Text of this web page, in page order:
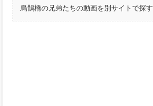
烏鵲橋の兄弟たちの動画を別サイトで探す